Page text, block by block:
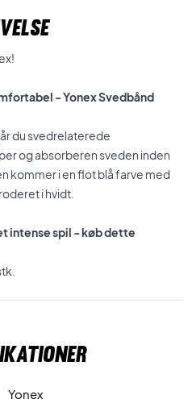
-Yonex Svedbånd
du svedrelaterede
og absorberen sveden inden
kommer i en flot blå farve med
i hvidt.
intense spil - køb dette
Yonex